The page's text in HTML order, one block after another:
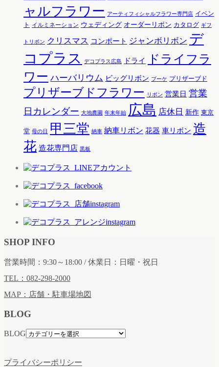
ャルフラワー
アーティフィシャルフラワー専門店 イベン
ト イルミネーション ウェディング オーダーリボン カタログ ギフ
トリボン クリスマス コンポート ジャンボリボン デ
コプラス
デコプラス広島 ドライ
ドライフラ
ワー ハーバリウム ビッグリボン ブーケ プリザーブド
プリザーブドフラワー リボン 営業日 営業
日カレンダー 大地農園 年末年始 広島 店休日 新作 東京
堂 母の日 甲三堂 納車 納車リボン 花器 車リボン 造
花 造花専門店 黒板
SHOP INFO
営業時間：9:30～18:00 / 休業日：日曜・祝日
TEL：082-298-2000
MAP：店舗・駐車場地図
BLOG
BLOG
プライバシーポリシー